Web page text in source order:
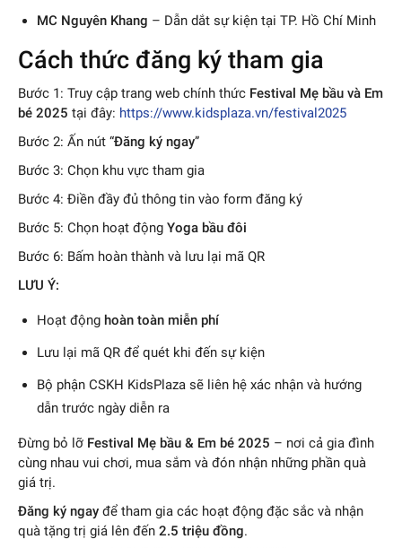
MC Nguyên Khang – Dẫn dắt sự kiện tại TP. Hồ Chí Minh
Cách thức đăng ký tham gia
Bước 1: Truy cập trang web chính thức Festival Mẹ bầu và Em
bé 2025 tại đây: https://www.kidsplaza.vn/festival2025
Bước 2: Ấn nút “Đăng ký ngay”
Bước 3: Chọn khu vực tham gia
Bước 4: Điền đầy đủ thông tin vào form đăng ký
Bước 5: Chọn hoạt động Yoga bầu đôi
Bước 6: Bấm hoàn thành và lưu lại mã QR
LƯU Ý:
Hoạt động hoàn toàn miễn phí
Lưu lại mã QR để quét khi đến sự kiện
Bộ phận CSKH KidsPlaza sẽ liên hệ xác nhận và hướng
dẫn trước ngày diễn ra
Đừng bỏ lỡ Festival Mẹ bầu & Em bé 2025 – nơi cả gia đình
cùng nhau vui chơi, mua sắm và đón nhận những phần quà
giá trị.
Đăng ký ngay để tham gia các hoạt động đặc sắc và nhận
quà tặng trị giá lên đến 2.5 triệu đồng.